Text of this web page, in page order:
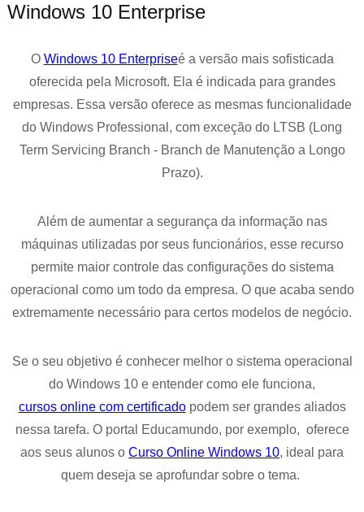
Windows 10 Enterprise
O Windows 10 Enterpriseé a versão mais sofisticada
oferecida pela Microsoft. Ela é indicada para grandes
empresas. Essa versão oferece as mesmas funcionalidade
do Windows Professional, com exceção do LTSB (Long
Term Servicing Branch - Branch de Manutenção a Longo
Prazo).
Além de aumentar a segurança da informação nas
máquinas utilizadas por seus funcionários, esse recurso
permite maior controle das configurações do sistema
operacional como um todo da empresa. O que acaba sendo
extremamente necessário para certos modelos de negócio.
Se o seu objetivo é conhecer melhor o sistema operacional
do Windows 10 e entender como ele funciona,
cursos online com certificadopodem ser grandes aliados
nessa tarefa. O portal Educamundo, por exemplo, oferece
aos seus alunos o Curso Online Windows 10, ideal para
quem deseja se aprofundar sobre o tema.